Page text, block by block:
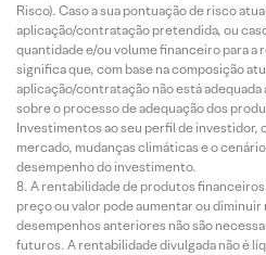
Risco). Caso a sua pontuação de risco
aplicação/contratação pretendida, ou
quantidade e/ou volume financeiro para
significa que, com base na composição
aplicação/contratação não está adequada
sobre o processo de adequação dos
Investimentos ao seu perfil de investidor,
mercado, mudanças climáticas e o
desempenho do investimento.
A rentabilidade de produtos
preço ou valor pode aumentar ou
desempenhos anteriores não são
futuros. A rentabilidade divulgada não é